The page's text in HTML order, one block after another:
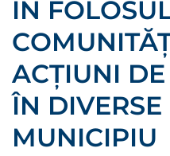
ÎN
ACȚIUNI
ÎN
MUNICIPIU